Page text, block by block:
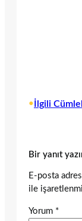
• İlgili
Bir yanıt
E-posta
ile
Yorum *